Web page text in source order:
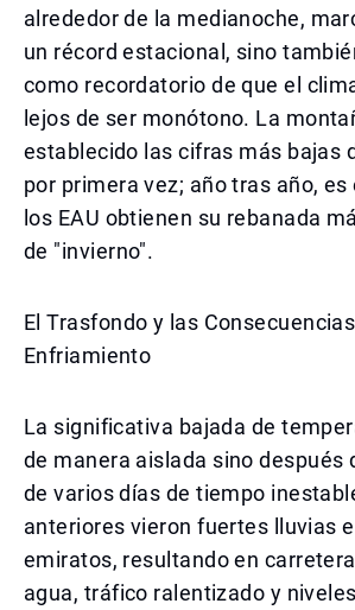
alrededor de la medianoche,
un récord estacional, sino
como recordatorio de que el
lejos de ser monótono. La
establecido las cifras más bajas
por primera vez; año tras año, es
los EAU obtienen su rebanada
de "invierno".
El Trasfondo y las Consecuencias
Enfriamiento
La significativa bajada de
de manera aislada sino después
de varios días de tiempo
anteriores vieron fuertes lluvias
emiratos, resultando en
agua, tráfico ralentizado y